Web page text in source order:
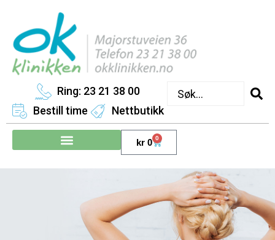
Ring: 23 21 38 00
Bestill time
Nettbutikk
kr 0 0